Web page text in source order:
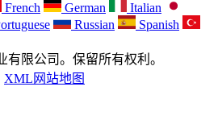
French German
Italian
Russian
Spanish
限公司。保留所有权利。
XML网站地图